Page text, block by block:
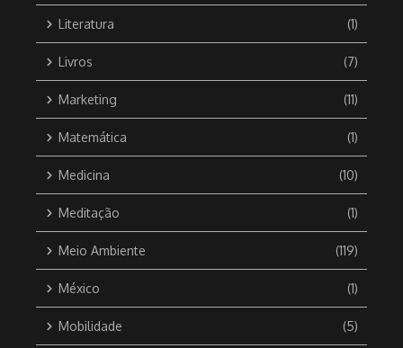
Literatura (1)
Livros (7)
Marketing (11)
Matemática (1)
Medicina (10)
Meditação (1)
Meio Ambiente (119)
México (1)
Mobilidade (5)